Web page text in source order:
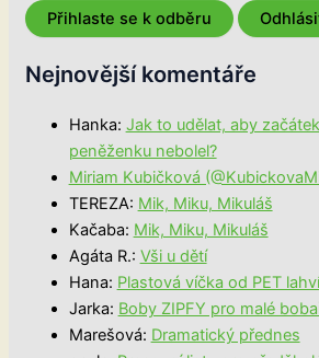
Nejnovější komentáře
Hanka: Jak to udělat, aby
peněženku nebolel?
Miriam Kubičková
TEREZA: Mik, Miku, Mikuláš
Kačaba: Mik, Miku, Mikuláš
Agáta R.: Vši u dětí
Hana: Plastová víčka od PET lahví
Jarka: Boby ZIPFY pro malé
Marešová: Dramatický přednes